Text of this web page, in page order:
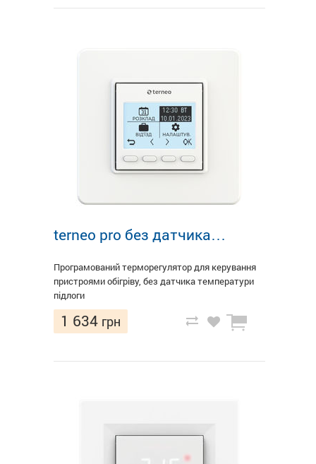
terneo pro без датчика…
Програмований терморегулятор для керування
пристроями обігріву, без датчика температури
підлоги
1 634 грн